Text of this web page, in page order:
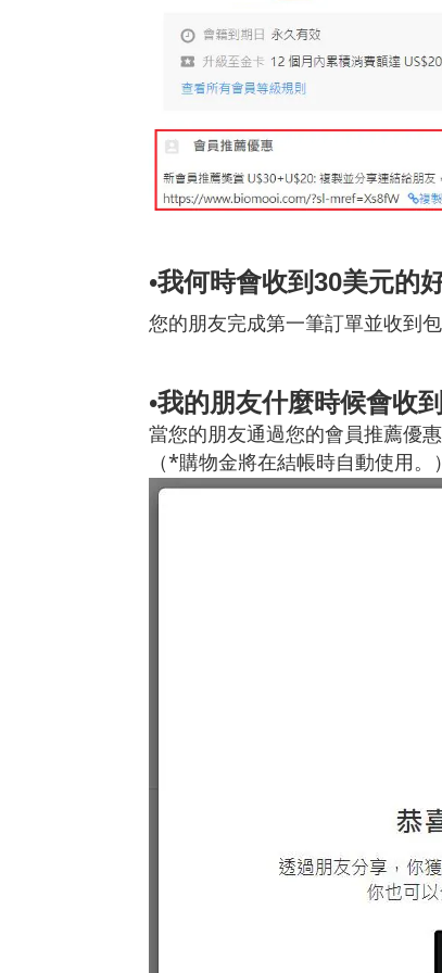
•我何時會收到30美元的
您的朋友完成第一筆訂單並收到
•我的朋友什麼時候會收
當您的朋友通過您的會員推薦優惠
（*購物金將在結帳時自動使用。）